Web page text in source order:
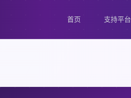
首页 支持平台